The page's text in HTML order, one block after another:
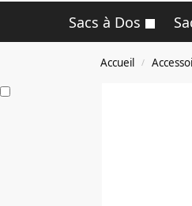
Sacs à Dos
Accueil /